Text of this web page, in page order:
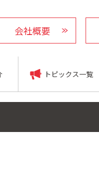
会社概要
トピックス一覧